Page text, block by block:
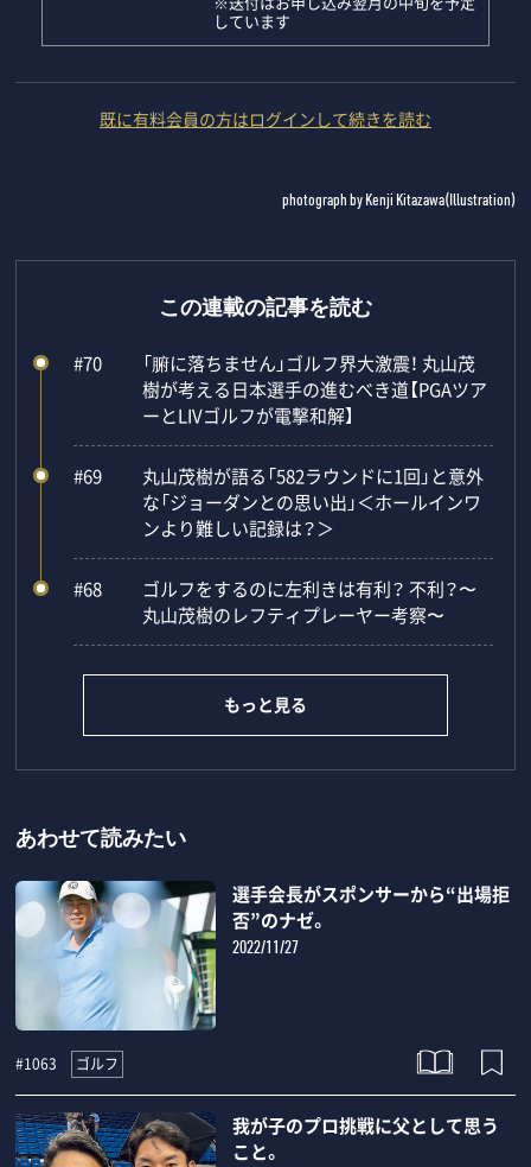
しています
既に有料会員の方はログインして続きを読む
photograph by Kenji Kitazawa(Illustration)
この連載の記事を読む
#70
「腑に落ちません」ゴルフ界大激震！ 丸山茂
樹が考える日本選手の進むべき道【PGAツア
ーとLIVゴルフが電撃和解】
#69
丸山茂樹が語る「582ラウンドに1回」と意外
な「ジョーダンとの思い出」＜ホールインワ
ンより難しい記録は？＞
#68
ゴルフをするのに左利きは有利？ 不利？〜
丸山茂樹のレフティプレーヤー考察〜
もっと見る
あわせて読みたい
選手会長がスポンサーから“出場拒
否”のナゼ。
2022/11/27
#1063 ゴルフ
我が子のプロ挑戦に父として思う
こと。